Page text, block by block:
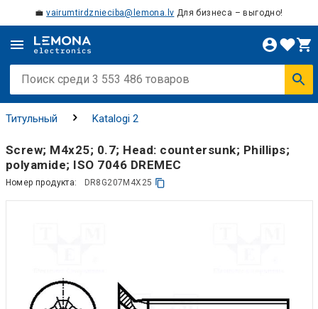
💼vairumtirdznieciba@lemona.lv Для бизнеса – выгодно!
Титульный Katalogi 2
Screw; M4x25; 0.7; Head: countersunk; Phillips;
polyamide; ISO 7046 DREMEC
Номер продукта: DR8G207M4X25